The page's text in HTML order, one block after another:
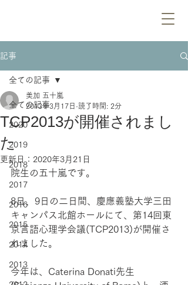
記事
全ての記事
2020
2019
2018
2017
2016
2015
2014
2013
全ての記事
TCP2013が開催されまし
た
美加 五十嵐
2013年3月17日 読了時間: 2分
更新日： 2020年3月21日
院生の五十嵐です。
8日、9日の二日間、慶應義塾大学三田
キャンパス北館ホールにて、第14回東
京言語心理学会議(TCP2013)が開催さ
れました。
今年は、Caterina Donati先生